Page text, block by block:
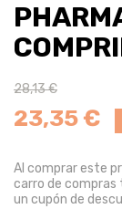
28,13 €
23,35 €
Al comprar este
carro de
un cupón de